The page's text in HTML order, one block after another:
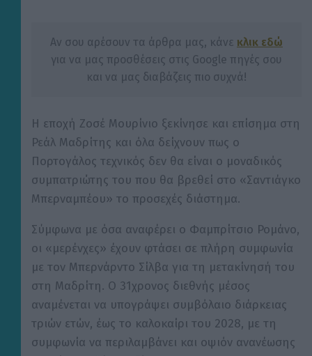
Αν σου αρέσουν τα άρθρα μας, κάνε κλικ εδώ
για να μας προσθέσεις στις Google πηγές σου
και να μας διαβάζεις πιο συχνά!
Η εποχή Ζοσέ Μουρίνιο ξεκίνησε και επίσημα στη
Ρεάλ Μαδρίτης και όλα δείχνουν πως ο
Πορτογάλος τεχνικός δεν θα είναι ο μοναδικός
συμπατριώτης του που θα βρεθεί στο «Σαντιάγκο
Μπερναμπέου» το προσεχές διάστημα.
Σύμφωνα με όσα αναφέρει ο Φαμπρίτσιο Ρομάνο,
οι «μερένχες» έχουν φτάσει σε πλήρη συμφωνία
με τον Μπερνάρντο Σίλβα για τη μετακίνησή του
στη Μαδρίτη. Ο 31χρονος διεθνής μέσος
αναμένεται να υπογράψει συμβόλαιο διάρκειας
τριών ετών, έως το καλοκαίρι του 2028, με τη
συμφωνία να περιλαμβάνει και οψιόν ανανέωσης